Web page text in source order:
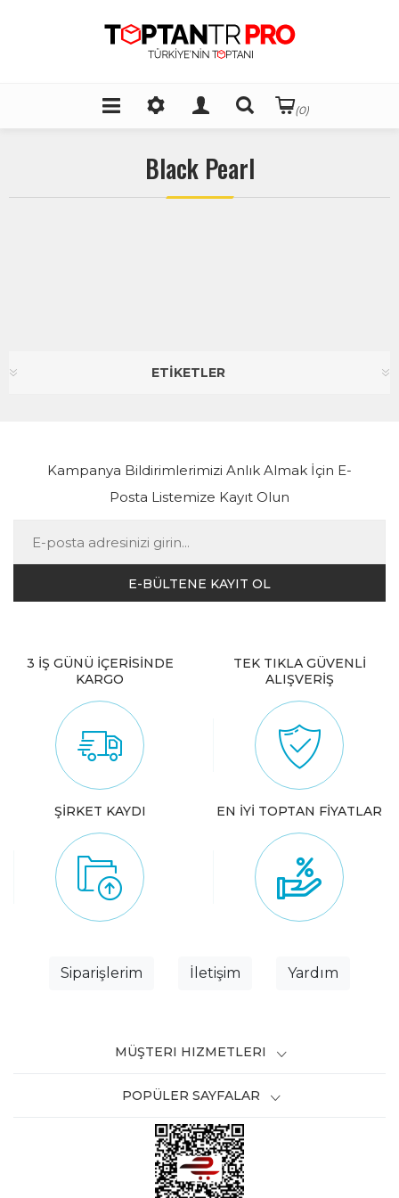
(0)
Black Pearl
ETİKETLER
Kampanya Bildirimlerimizi Anlık Almak İçin E-
Posta Listemize Kayıt Olun
3 İŞ GÜNÜ İÇERİSİNDE
KARGO
TEK TIKLA GÜVENLİ
ALIŞVERİŞ
ŞİRKET KAYDI EN İYİ TOPTAN FİYATLAR
Siparişlerim İletişim Yardım
MÜŞTERI HIZMETLERI
POPÜLER SAYFALAR